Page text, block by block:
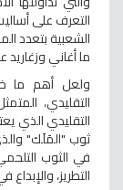
التعرف على
الشعبية بتعدد
ما أغاني وزغاريد
ولعل أهم ما
التقليدي،
التقليدي الذي
ثوب "المَلَك"
في الثوب
التطريز،